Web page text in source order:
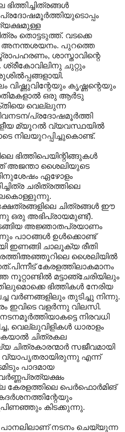
തൊട്ടടുത്ത്. വടക്കെ
അനന്തശയനം. പുറത്തെ
ശാസ്താവിന്റെ
ശ്രീകോവിലിനു ചുറ്റും
വിഷ്ണുവിന്റേയും കൃഷ്ണന്റെയും
ഒരു ആര്‍ടു
വെല്ലുന്ന
പ്രദോഷമൂര്‍ത്തി
മ്യൂറല്‍ വ്യവസ്ഥയില്‍
നിലയുറപ്പിച്ചുകൊണ്ട്.
ഭിത്തിപെയിന്റിങ്ങുകള്‍
അജന്താ ശൈലിയുടെ
ഏഴോളം
ചരിത്രത്തിലെ
ചിത്രങ്ങള്‍ ഈ
ഒരു അഭിപ്രായമുണ്ട്).
അജ്ഞാതപ്രയാണം
പാഠങ്ങള്‍ ഉള്‍ക്കൊണ്ട്
ഇണങ്ങി ചാലൂക്യ രീതി
ശൈലിയില്‍
കേരളത്തിലാകമാനം
മട്ടാഞ്ചേരിയിലും
ഭിത്തികള്‍ നേരിയ
വര്‍ണങ്ങളിലും തുടിച്ചു നിന്നു.
ഇവിടെ വളര്‍ന്നു വിലസി.
നിരവധി
വെല്ലുവിളികള്‍ ധാരാളം
ചിത്രകല
സജീവമായി
എന്ന്
പാദമാ‍യ
കേരളത്തിലെ പെര്‍ഫൊര്‍മിങ്
കിടക്കുന്നു.
പാനലിലാണ് നടനം ചെയ്യുന്ന